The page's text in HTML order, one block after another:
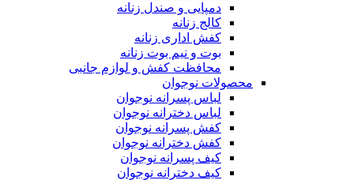
دمپایی و صندل زنانه
کالج زنانه
کفش اداری زنانه
بوت و نیم بوت زنانه
محافظت کفش و لوازم جانبی
محصولات نوجوان
لباس پسرانه نوجوان
لباس دخترانه نوجوان
کفش پسرانه نوجوان
کفش دخترانه نوجوان
کیف پسرانه نوجوان
کیف دخترانه نوجوان